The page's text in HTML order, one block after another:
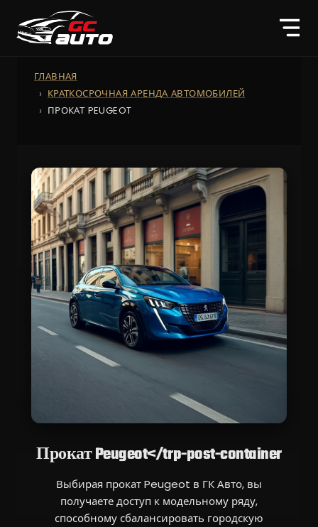
ГЛАВНАЯ
КРАТКОСРОЧНАЯ АРЕНДА АВТОМОБИЛЕЙ
ПРОКАТ PEUGEOT
Прокат Peugeot</trp-post-container
Выбирая прокат Peugeot в ГК Авто, вы
получаете доступ к модельному ряду,
способному сбалансировать городскую